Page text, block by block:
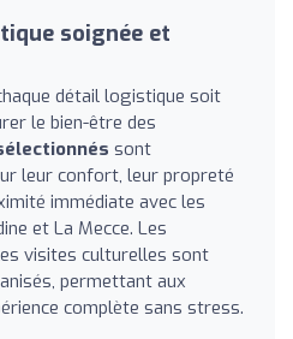
soignée et
détail logistique soit
le bien-être des
sont
leur confort, leur propreté
immédiate avec les
et La Mecce. Les
visites culturelles sont
permettant aux
complète sans stress.